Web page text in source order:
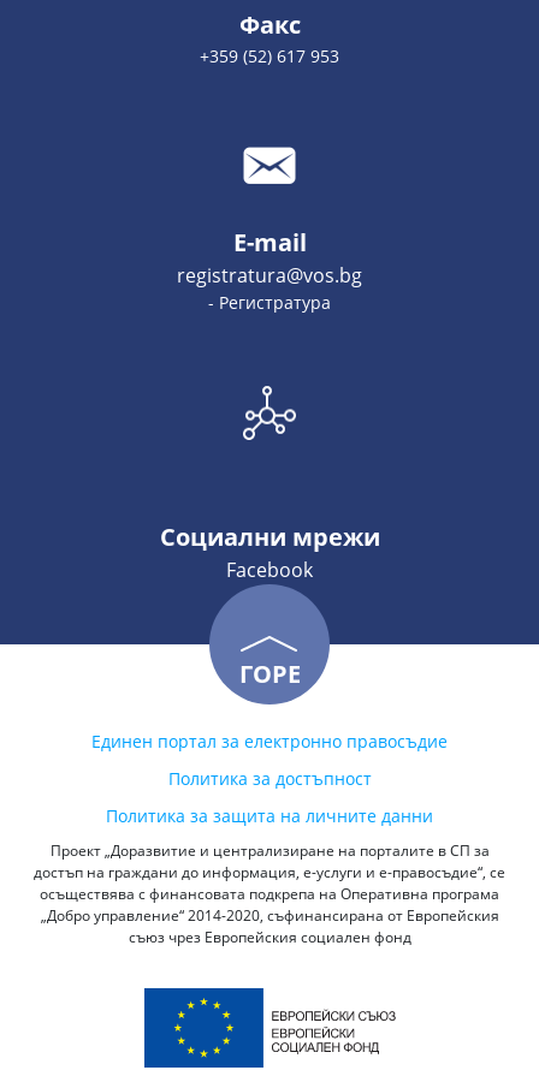
Факс
+359 (52) 617 953
E-mail
registratura@vos.bg
- Регистратура
Социални мрежи
Facebook
ГОРЕ
Единен портал за електронно правосъдие
Политика за достъпност
Политика за защита на личните данни
Проект „Доразвитие и централизиране на порталите в СП за
достъп на граждани до информация, е-услуги и е-правосъдие“, се
осъществява с финансовата подкрепа на Оперативна програма
„Добро управление“ 2014-2020, съфинансирана от Европейския
съюз чрез Европейския социален фонд